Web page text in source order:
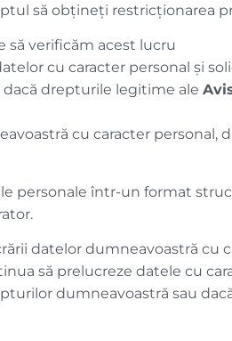
să obțineți restricționarea
să verificăm acest lucru
cu caracter personal și
drepturile legitime ale
cu caracter personal,
personale într-un format
datelor dumneavoastră cu
să prelucreze datele cu
dumneavoastră sau